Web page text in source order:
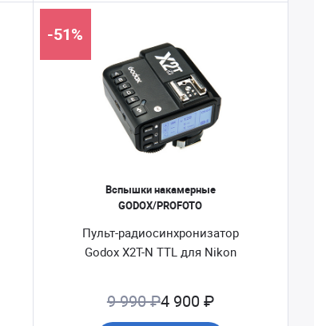
Вспышки накамерные
GODOX/PROFOTO
Пульт-радиосинхронизатор
Godox X2T-N TTL для Nikon
-51%
9 990 ₽4 900 ₽